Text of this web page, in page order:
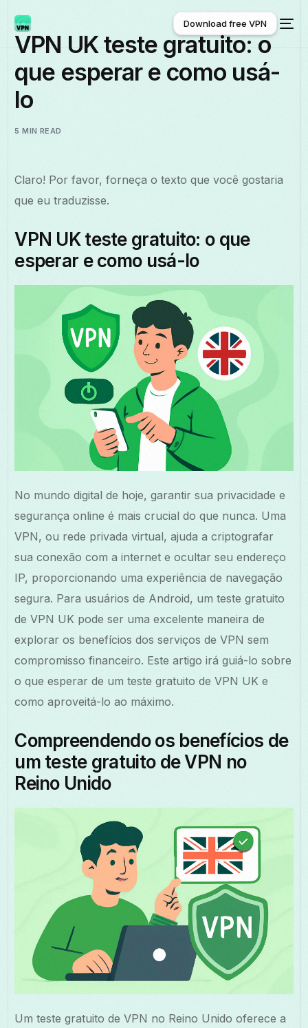
Português
Download free VPN
Download free VPN
VPN UK teste gratuito: o
que esperar e como usá-
lo
5 MIN READ
Claro! Por favor, forneça o texto que você gostaria
que eu traduzisse.
VPN UK teste gratuito: o que
esperar e como usá-lo
No mundo digital de hoje, garantir sua privacidade e
segurança online é mais crucial do que nunca. Uma
VPN, ou rede privada virtual, ajuda a criptografar
sua conexão com a internet e ocultar seu endereço
IP, proporcionando uma experiência de navegação
segura. Para usuários de Android, um teste gratuito
de VPN UK pode ser uma excelente maneira de
explorar os benefícios dos serviços de VPN sem
compromisso financeiro. Este artigo irá guiá-lo sobre
o que esperar de um teste gratuito de VPN UK e
como aproveitá-lo ao máximo.
Compreendendo os benefícios de
um teste gratuito de VPN no
Reino Unido
Um teste gratuito de VPN no Reino Unido oferece a